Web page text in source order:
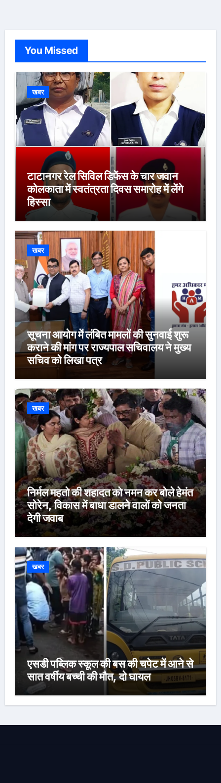
You Missed
खबर
टाटानगर रेल सिविल डिफेंस के चार जवान
कोलकाता में स्वतंत्रता दिवस समारोह में लेंगे
हिस्सा
खबर
सूचना आयोग में लंबित मामलों की सुनवाई शुरू
कराने की मांग पर राज्यपाल सचिवालय ने मुख्य
सचिव को लिखा पत्र
खबर
निर्मल महतो की शहादत को नमन कर बोले हेमंत
सोरेन, विकास में बाधा डालने वालों को जनता
देगी जवाब
खबर
एसडी पब्लिक स्कूल की बस की चपेट में आने से
सात वर्षीय बच्ची की मौत, दो घायल